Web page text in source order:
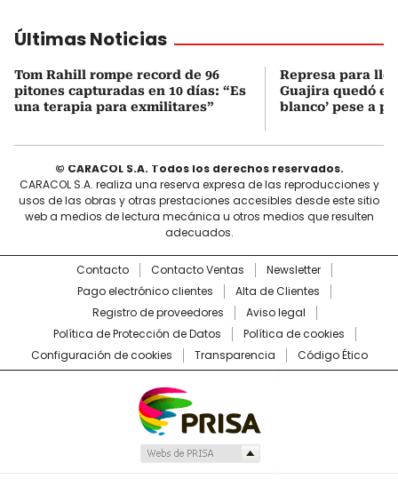
Últimas Noticias
Tom Rahill rompe record de 96
pitones capturadas en 10 días: “Es
una terapia para exmilitares”
Represa para
Guajira quedó en
blanco’ pese a
© CARACOL S.A. Todos los derechos reservados.
CARACOL S.A. realiza una reserva expresa de las reproducciones y
usos de las obras y otras prestaciones accesibles desde este sitio
web a medios de lectura mecánica u otros medios que resulten
adecuados.
Contacto Contacto Ventas
Newsletter
Pago electrónico clientes
Alta de Clientes
Registro de proveedores
Aviso legal
Política de Protección de Datos
Política de cookies
Configuración de cookies
Transparencia Código Ético